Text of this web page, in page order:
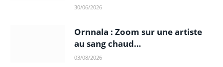
30/06/2026
Ornnala : Zoom sur une artiste
au sang chaud…
03/08/2026